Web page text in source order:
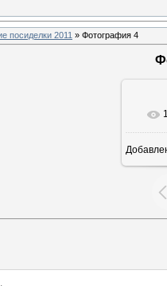
посиделки 2011 » Фотография 4